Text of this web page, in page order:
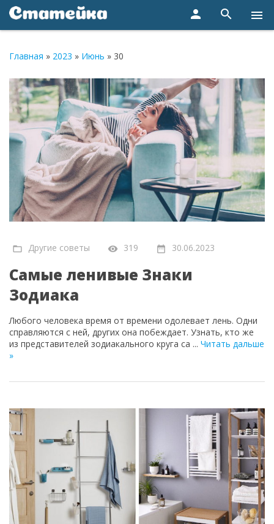
person search menu
Главная » 2023 » Июнь » 30
Другие советы 319 30.06.2023
Самые ленивые Знаки
Зодиака
Любого человека время от времени одолевает лень. Одни
справляются с ней, других она побеждает. Узнать, кто же
из представителей зодиакального круга са ... Читать дальше
»